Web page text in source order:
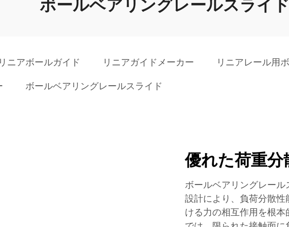
ボールベアリングレールスライド
リニアボールガイド リニアガイドメーカー リニアレール用
ボールベアリングレールスライド
優れた荷重分
ボールベアリングレー
設計により、負荷分散
ける力の相互作用を根